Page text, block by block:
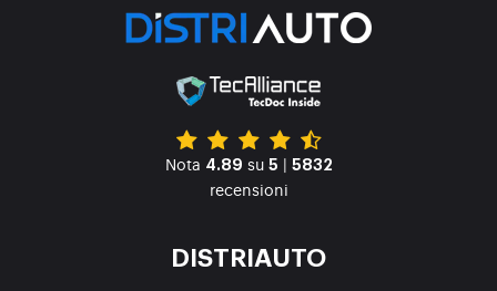
Nota 4.89 su 5 | 5832
recensioni
DISTRIAUTO